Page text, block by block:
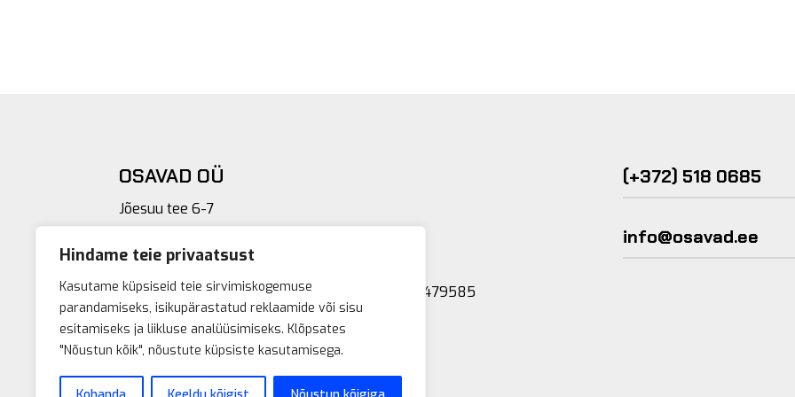
Hindame teie privaatsust
Kasutame küpsiseid teie sirvimiskogemuse
parandamiseks, isikupärastatud reklaamide või sisu
esitamiseks ja liikluse analüüsimiseks. Klõpsates
"Nõustun kõik", nõustute küpsiste kasutamisega.
OSAVAD OÜ
Jõesuu tee 6-7
Põhja-Pärnumaa vald
MTR: TEL001925 | REG NR: 12149049 | KMKR: 101479585
Pädevustunnistus EP-2470-24-B
Müügitingimused
Andmekaitsetingimused
(+372) 518 0685
info@osavad.ee